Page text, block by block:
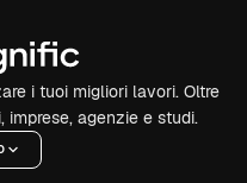
i tuoi migliori lavori. Oltre
imprese, agenzie e studi.